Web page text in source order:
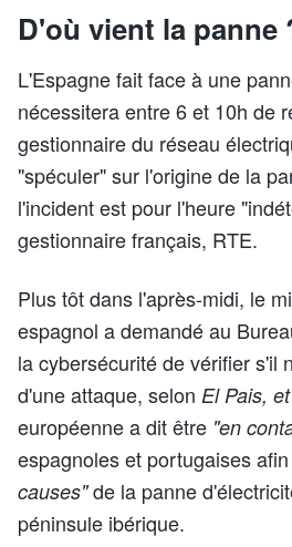
D'où vient la panne
L'Espagne fait face à une
nécessitera entre 6 et 10h de
gestionnaire du réseau
"spéculer" sur l'origine de la
l'incident est pour l'heure
gestionnaire français, RTE.
Plus tôt dans l'après-midi, le
espagnol a demandé au
la cybersécurité de vérifier s'il
d'une attaque, selon El Pais,
européenne a dit être "en
espagnoles et portugaises
causes" de la panne
péninsule ibérique.